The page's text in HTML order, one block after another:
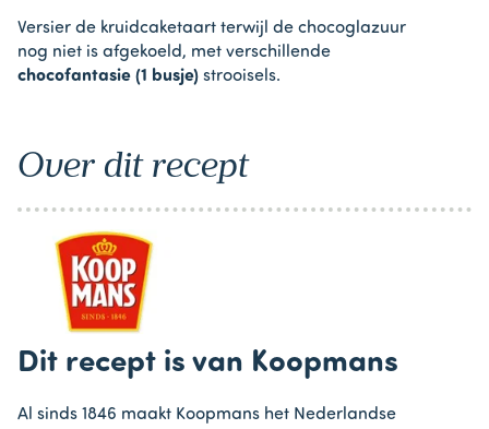
Versier de kruidcaketaart terwijl de chocoglazuur
nog niet is afgekoeld, met verschillende
chocofantasie (1 busje) strooisels.
Over dit recept
Dit recept is van Koopmans
Al sinds 1846 maakt Koopmans het Nederlandse